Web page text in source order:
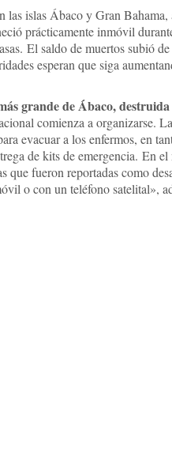
las islas Ábaco y Gran
prácticamente inmóvil
El saldo de muertos subió
esperan que siga
grande de Ábaco,
comienza a organizarse.
evacuar a los enfermos, en
de kits de emergencia. En
que fueron reportadas como
o con un teléfono satelital»,